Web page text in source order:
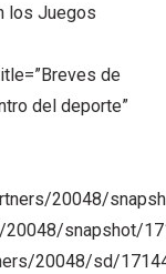
los Juegos
de
del deporte”
20048/
snapshot/
20048/sd/